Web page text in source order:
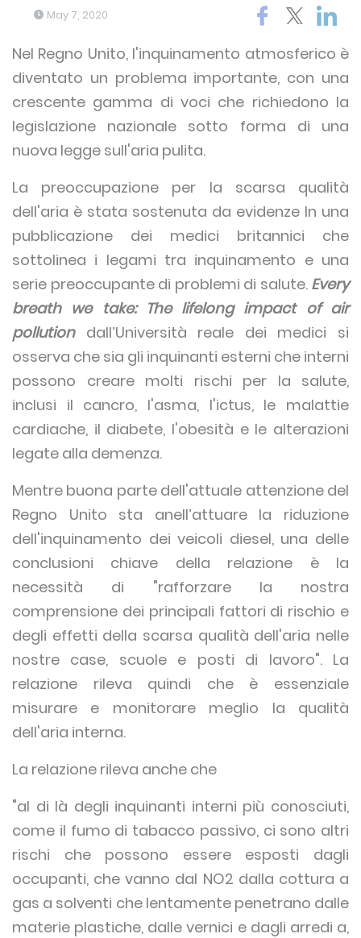
May 7, 2020
Nel Regno Unito, l'inquinamento atmosferico è
diventato un problema importante, con una
crescente gamma di voci che richiedono la
legislazione nazionale sotto forma di una
nuova legge sull'aria pulita.
La preoccupazione per la scarsa qualità
dell'aria è stata sostenuta da evidenze In una
pubblicazione dei medici britannici che
sottolinea i legami tra inquinamento e una
serie preoccupante di problemi di salute. Every
breath we take: The lifelong impact of air
pollutiondall’Università reale dei medici si
osserva che sia gli inquinanti esterni che interni
possono creare molti rischi per la salute,
inclusi il cancro, l'asma, l'ictus, le malattie
cardiache, il diabete, l'obesità e le alterazioni
legate alla demenza.
Mentre buona parte dell'attuale attenzione del
Regno Unito sta anell’attuare la riduzione
dell'inquinamento dei veicoli diesel, una delle
conclusioni chiave della relazione è la
necessità di "rafforzare la nostra
comprensione dei principali fattori di rischio e
degli effetti della scarsa qualità dell'aria nelle
nostre case, scuole e posti di lavoro". La
relazione rileva quindi che è essenziale
misurare e monitorare meglio la qualità
dell'aria interna.
La relazione rileva anche che
"al di là degli inquinanti interni più conosciuti,
come il fumo di tabacco passivo, ci sono altri
rischi che possono essere esposti dagli
occupanti, che vanno dal NO2 dalla cottura a
gas a solventi che lentamente penetrano dalle
materie plastiche, dalle vernici e dagli arredi a,